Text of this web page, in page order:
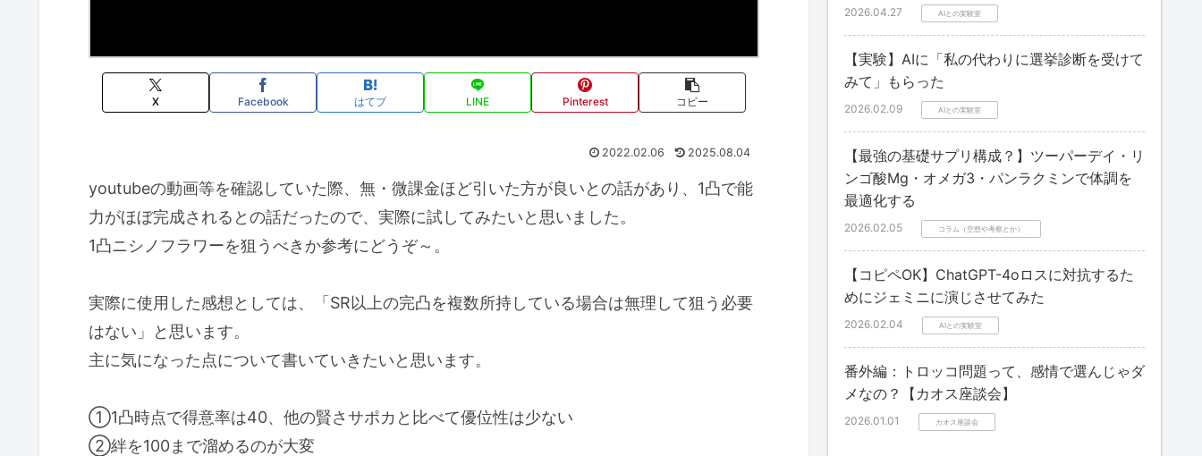
X Facebook はてブ LINE Pinterest コピー
2022.02.06 2025.08.04
youtubeの動画等を確認していた際、無・微課金ほど引いた方が良いとの話があり、1凸で能
力がほぼ完成されるとの話だったので、実際に試してみたいと思いました。
1凸ニシノフラワーを狙うべきか参考にどうぞ～。
実際に使用した感想としては、「SR以上の完凸を複数所持している場合は無理して狙う必要
はない」と思います。
主に気になった点について書いていきたいと思います。
①1凸時点で得意率は40、他の賢さサポカと比べて優位性は少ない
②絆を100まで溜めるのが大変
2026.04.27 AIとの実験室
【実験】AIに「私の代わりに選挙診断を受けて
みて」もらった
2026.02.09 AIとの実験室
【最強の基礎サプリ構成？】ツーパーデイ・リ
ンゴ酸Mg・オメガ3・パンラクミンで体調を
最適化する
2026.02.05 コラム（空想や考察とか）
【コピペOK】ChatGPT-4oロスに対抗するた
めにジェミニに演じさせてみた
2026.02.04 AIとの実験室
番外編：トロッコ問題って、感情で選んじゃダ
メなの？【カオス座談会】
2026.01.01 カオス座談会